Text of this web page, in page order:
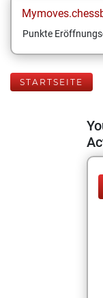
Punkte
STARTSEITE